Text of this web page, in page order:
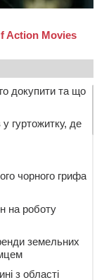
докупити та що
гуртожитку, де
чорного грифа
на роботу
земельних
з області